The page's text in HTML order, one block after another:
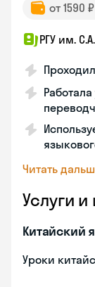
от 1590
РГУ им.
Читать
Услуги
Китайский
Уроки